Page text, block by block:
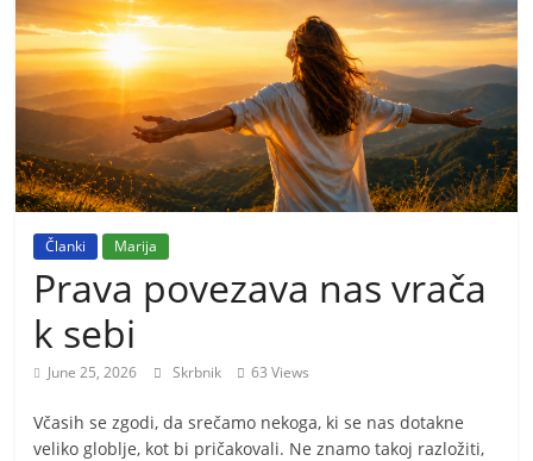
m
o
r
e
m
o
Članki Marija
Prava povezava nas vrača
k sebi
June 25, 2026 Skrbnik 63 Views
Včasih se zgodi, da srečamo nekoga, ki se nas dotakne
veliko globlje, kot bi pričakovali. Ne znamo takoj razložiti,